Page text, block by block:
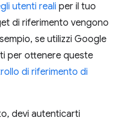
utenti reali per il tuo
di riferimento vengono
se utilizzi Google
per ottenere queste
di riferimento di
devi autenticarti